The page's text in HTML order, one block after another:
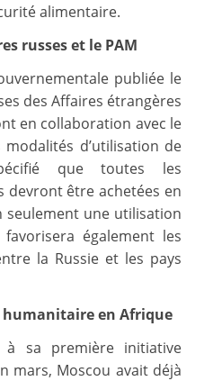
alimentaire.
russes et le PAM
publiée le
des Affaires étrangères
en collaboration avec le
d’utilisation de
que toutes les
devront être achetées en
seulement une utilisation
également les
la Russie et les pays
humanitaire en Afrique
à sa première initiative
mars, Moscou avait déjà